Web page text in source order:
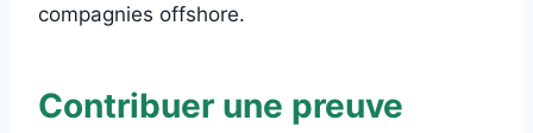
compagnies offshore.
Contribuer une preuve